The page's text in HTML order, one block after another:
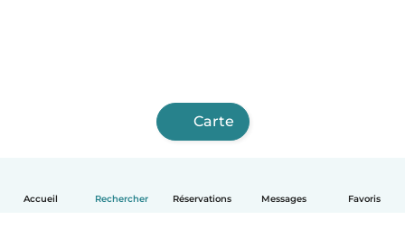
Accueil Rechercher Réservations Messages Favoris
Carte